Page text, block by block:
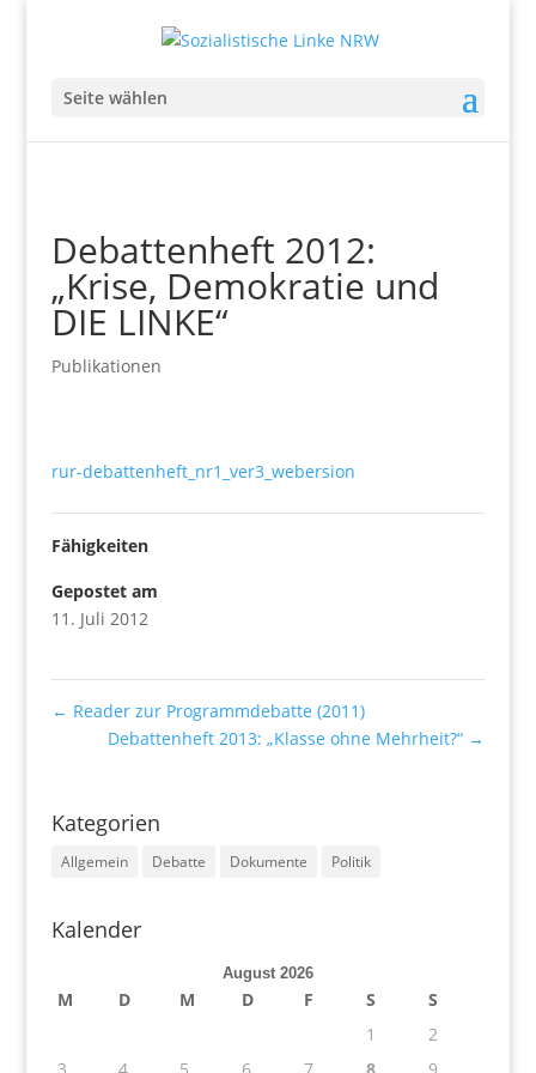
Seite wählen
Debattenheft 2012:
„Krise, Demokratie und
DIE LINKE“
Publikationen
rur-debattenheft_nr1_ver3_webersion
Fähigkeiten
Gepostet am
11. Juli 2012
← Reader zur Programmdebatte (2011)
Debattenheft 2013: „Klasse ohne Mehrheit?“ →
Kategorien
Allgemein Debatte Dokumente Politik
Kalender
August 2026
M D M D F S
S
1
2